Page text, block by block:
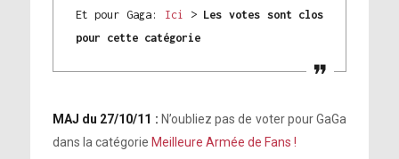
Et pour Gaga: Ici > Les votes sont clos
pour cette catégorie
MAJ du 27/10/11 : N’oubliez pas de voter pour GaGa
dans la catégorie Meilleure Armée de Fans !